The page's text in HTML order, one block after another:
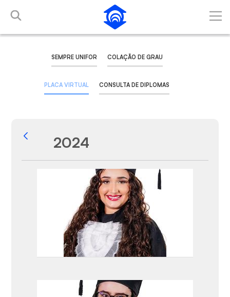
Pular para o Conteúdo principal
SEMPRE UNIFOR COLAÇÃO DE GRAU
PLACA VIRTUAL CONSULTA DE DIPLOMAS
Voltar
2024